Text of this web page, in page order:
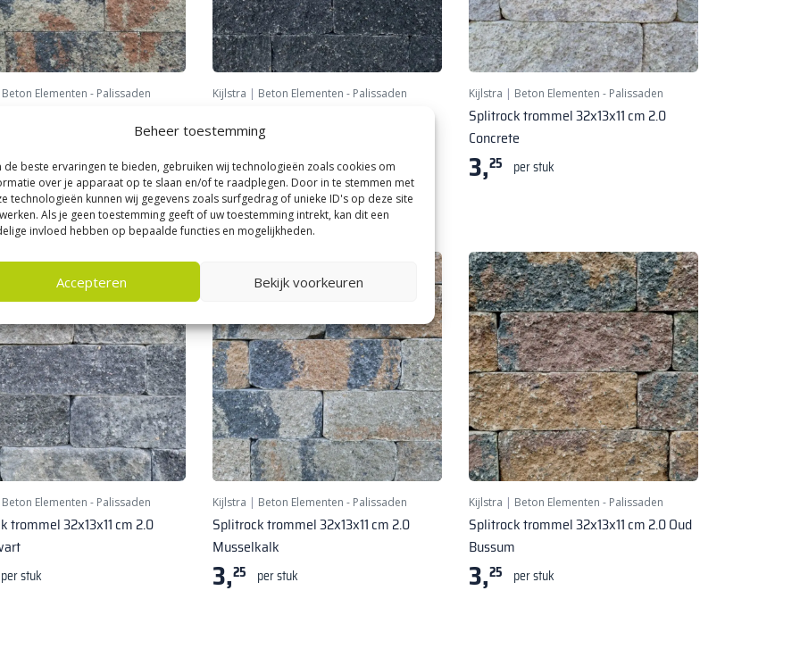
Beheer toestemming
de beste ervaringen te bieden, gebruiken wij technologieën zoals cookies om
over je apparaat op te slaan en/of te raadplegen. Door in te stemmen met
technologieën kunnen wij gegevens zoals surfgedrag of unieke ID's op deze site
Als je geen toestemming geeft of uw toestemming intrekt, kan dit een
invloed hebben op bepaalde functies en mogelijkheden.
Accepteren Bekijk voorkeuren
Beton Elementen - Palissaden
cm 2.0 Tricolore
Kijlstra | Beton Elementen - Palissaden
Antraciet
3,25 per stuk
Kijlstra | Beton Elementen - Palissaden
Splitrock trommel 32x13x11 cm 2.0
Concrete
3,25 per stuk
Beton Elementen - Palissaden
trommel 32x13x11 cm 2.0
per stuk
Kijlstra | Beton Elementen - Palissaden
Splitrock trommel 32x13x11 cm 2.0
Musselkalk
3,25 per stuk
Kijlstra | Beton Elementen - Palissaden
Splitrock trommel 32x13x11 cm 2.0 Oud
Bussum
3,25 per stuk